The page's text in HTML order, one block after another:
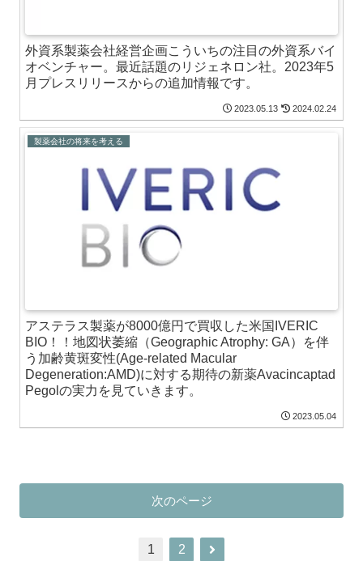
外資系製薬会社経営企画こういちの注目の外資系バイ
オベンチャー。最近話題のリジェネロン社。2023年5
月プレスリリースからの追加情報です。
2023.05.13 2024.02.24
製薬会社の将来を考える
アステラス製薬が8000億円で買収した米国IVERIC
BIO！！地図状萎縮（Geographic Atrophy: GA）を伴
う加齢黄斑変性(Age-related Macular
Degeneration:AMD)に対する期待の新薬Avacincaptad
Pegolの実力を見ていきます。
2023.05.04
次のページ
1 2